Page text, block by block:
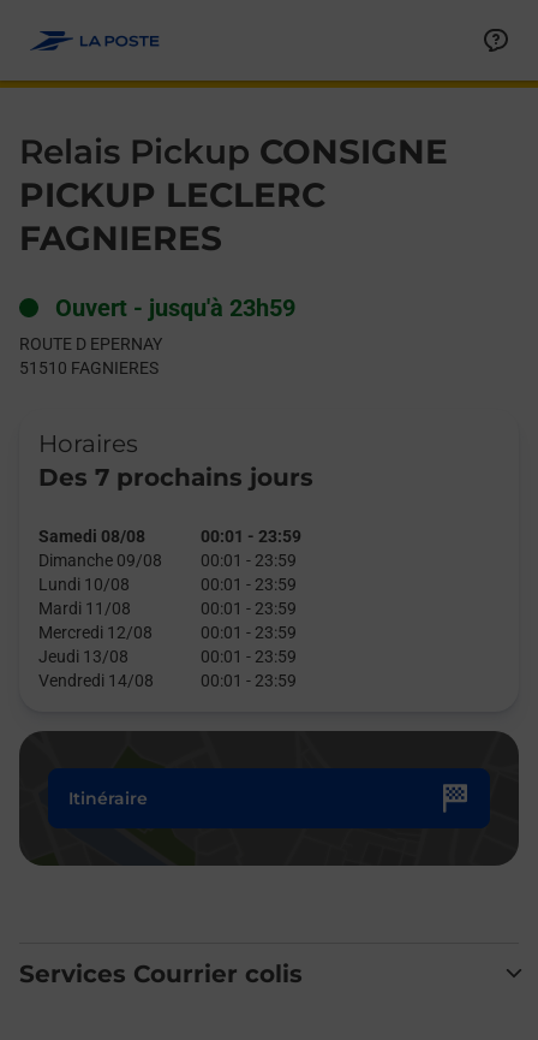
Relais Pickup CONSIGNE
PICKUP LECLERC
FAGNIERES
Ouvert - jusqu'à 23h59
ROUTE D EPERNAY
51510 FAGNIERES
Horaires
Des 7 prochains jours
Samedi 08/08 00:01 - 23:59
Dimanche 09/08
00:01 - 23:59
Lundi 10/08
00:01 - 23:59
Mardi 11/08
00:01 - 23:59
Mercredi 12/08
00:01 - 23:59
Jeudi 13/08
00:01 - 23:59
Vendredi 14/08
00:01 - 23:59
Itinéraire
Services Courrier colis